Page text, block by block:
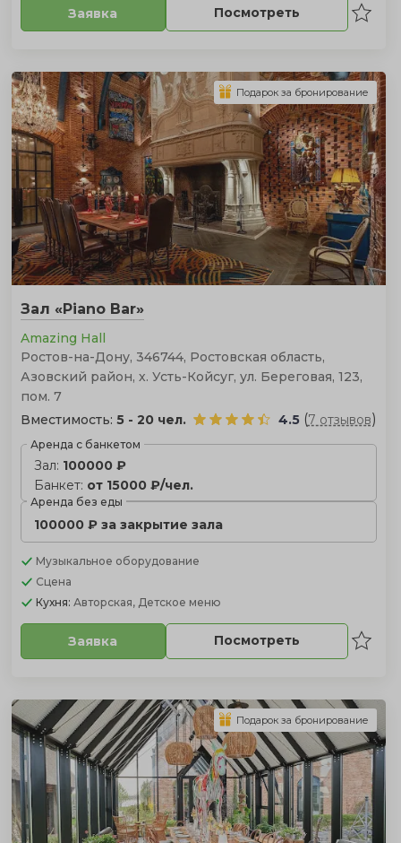
Заявка Посмотреть
Зал «Piano Bar»
Amazing Hall
Ростов-на-Дону, 346744, Ростовская область,
Азовский район, х. Усть-Койсуг, ул. Береговая, 123,
пом. 7
Вместимость: 5 - 20 чел. 4.5 (7 отзывов)
Аренда с банкетом
Зал: 100000 ₽
Банкет: от 15000 ₽/чел.
Аренда без еды
100000 ₽ за закрытие зала
Музыкальное оборудование
Сцена
Кухня: Авторская, Детское меню
Заявка Посмотреть
Подарок за бронирование
Подарок за бронирование